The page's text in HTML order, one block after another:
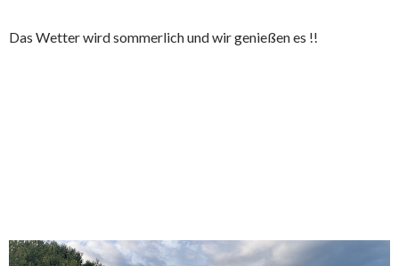
Das Wetter wird sommerlich und wir genießen es !!